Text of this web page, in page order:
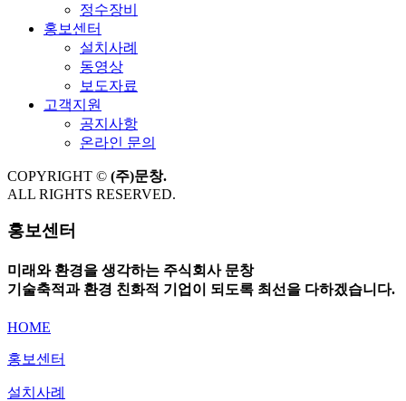
정수장비
홍보센터
설치사례
동영상
보도자료
고객지원
공지사항
온라인 문의
COPYRIGHT © (주)문창.
ALL RIGHTS RESERVED.
홍보센터
미래와 환경을 생각하는 주식회사 문창
기술축적과 환경 친화적 기업 이 되도록 최선을 다하겠습니다.
HOME
홍보센터
설치사례